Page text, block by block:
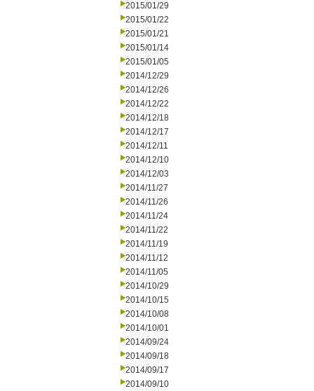
2015/01/29
2015/01/22
2015/01/21
2015/01/14
2015/01/05
2014/12/29
2014/12/26
2014/12/22
2014/12/18
2014/12/17
2014/12/11
2014/12/10
2014/12/03
2014/11/27
2014/11/26
2014/11/24
2014/11/22
2014/11/19
2014/11/12
2014/11/05
2014/10/29
2014/10/15
2014/10/08
2014/10/01
2014/09/24
2014/09/18
2014/09/17
2014/09/10